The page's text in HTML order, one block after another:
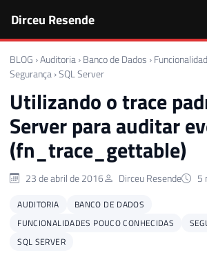
Dirceu Resende
BLOG ›Auditoria › Banco de Dados ›
Segurança ›SQL Server
Utilizando o trace
Server para auditar
(fn_trace_gettable)
23 de abril de 2016 Dirceu Resende 5
AUDITORIA
BANCO DE DADOS
FUNCIONALIDADES POUCO CONHECIDAS
SQL SERVER